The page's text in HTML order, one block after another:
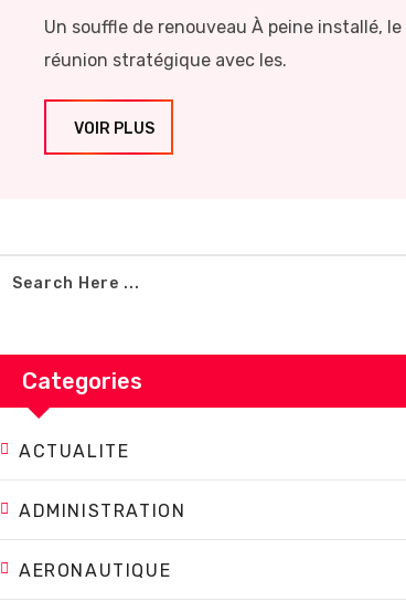
Un souffle de renouveau À peine installé,
réunion stratégique avec les.
VOIR PLUS
Categories
ACTUALITE
ADMINISTRATION
AERONAUTIQUE